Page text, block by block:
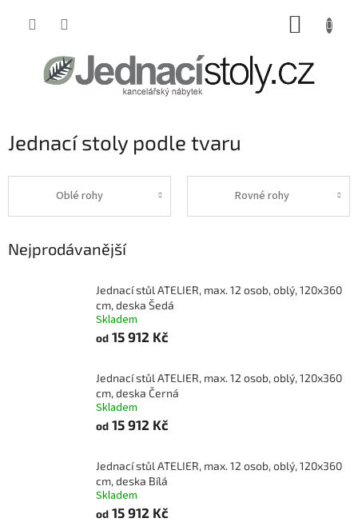
Jednací stoly podle tvaru
Oblé rohy Rovné rohy
Nejprodávanější
Jednací stůl ATELIER, max. 12 osob, oblý, 120x360
cm, deska Šedá
Skladem
od 15 912 Kč
Jednací stůl ATELIER, max. 12 osob, oblý, 120x360
cm, deska Černá
Skladem
od 15 912 Kč
Jednací stůl ATELIER, max. 12 osob, oblý, 120x360
cm, deska Bílá
Skladem
od 15 912 Kč